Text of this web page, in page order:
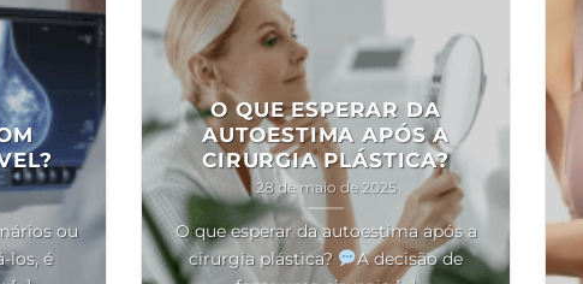
ou
los, é
O QUE ESPERAR DA
AUTOESTIMA APÓS A
CIRURGIA PLÁSTICA?
28 de maio de 2025
O que esperar da autoestima após a
cirurgia plástica?
A decisão de